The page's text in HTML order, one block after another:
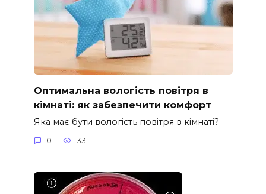
Оптимальна вологість повітря в
кімнаті: як забезпечити комфорт
Яка має бути вологість повітря в кімнаті?
0 33